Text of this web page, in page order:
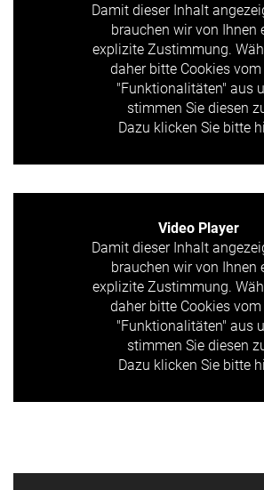
Damit dieser Inhalt
brauchen wir von Ihnen
explizite Zustimmung.
daher bitte Cookies vom
"Funktionalitäten" aus
stimmen Sie diesen
Dazu klicken Sie bitte
Video Player
Damit dieser Inhalt
brauchen wir von Ihnen
explizite Zustimmung.
daher bitte Cookies vom
"Funktionalitäten" aus
stimmen Sie diesen
Dazu klicken Sie bitte